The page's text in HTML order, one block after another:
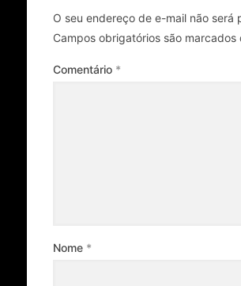
O seu endereço de e-mail não será
Campos obrigatórios são marcados
Comentário *
Nome *